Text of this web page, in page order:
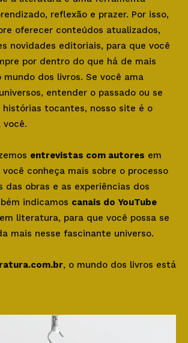
reflexão e prazer. Por isso,
oferecer conteúdos atualizados,
novidades editoriais, para que você
por dentro do que há de mais
dos livros. Se você ama
entender o passado ou se
histórias tocantes, nosso site é o
você.
entrevistas com autores em
conheça mais sobre o processo
das obras e as experiências dos
indicamos canais do YouTube
literatura, para que você possa se
mais nesse fascinante universo.
, o mundo dos livros está